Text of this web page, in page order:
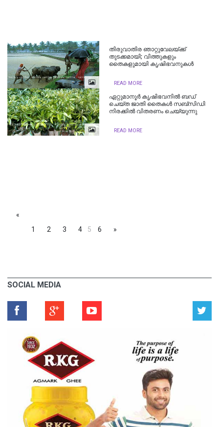
തിരുവാതിര ഞാറ്റുവേലയ്ക്ക്
തുടക്കമായി; വിത്തുകളും
തൈകളുമായി കൃഷിഭവനുകള്‍
READ MORE
ഏറ്റുമാനൂര്‍ കൃഷിഭവനില്‍ ബഡ്
ചെയ്ത ജാതി തൈകള്‍ സബ്സിഡി
നിരക്കില്‍ വിതരണം ചെയ്യുന്നു
READ MORE
«
1
2 3 4 5 6 »
SOCIAL MEDIA